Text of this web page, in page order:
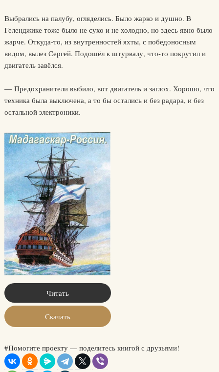
Выбрались на палубу, огляделись. Было жарко и душно. В
Геленджике тоже было не сухо и не холодно, но здесь явно было
жарче. Откуда-то, из внутренностей яхты, с победоносным
видом, вылез Сергей. Подошёл к штурвалу, что-то покрутил и
двигатель завёлся.
— Предохранители выбило, вот двигатель и заглох. Хорошо, что
техника была выключена, а то бы остались и без радара, и без
остальной электроники.
Читать
Скачать
#Помогите проекту — поделитесь книгой с друзьями!